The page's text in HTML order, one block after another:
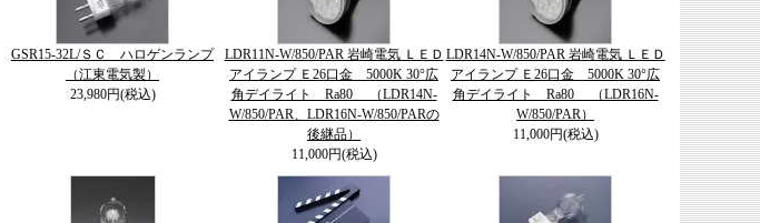
GSR15-32L/ＳＣ ハロゲンランプ
（江東電気製）
23,980円(税込)
LDR11N-W/850/PAR 岩崎電気 ＬＥＤ
アイランプ Ｅ26口金 5000K 30°広
角デイライト Ra80 （LDR14N-
W/850/PAR、LDR16N-W/850/PARの
後継品）
11,000円(税込)
LDR14N-W/850/PAR 岩崎電気 ＬＥＤ
アイランプ Ｅ26口金 5000K 30°広
角デイライト Ra80 （LDR16N-
W/850/PAR）
11,000円(税込)